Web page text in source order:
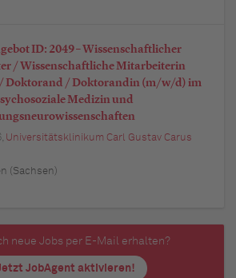
ID: 2049 – Wissenschaftlicher
/ Wissenschaftliche Mitarbeiterin
Doktorand / Doktorandin (m/w/d) im
Medizin und
Universitätsklinikum Carl Gustav Carus
(Sachsen)
neue Jobs per E-Mail erhalten?
JobAgent aktivieren!